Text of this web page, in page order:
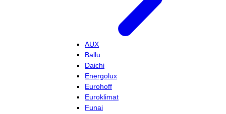
AUX
Ballu
Daichi
Energolux
Eurohoff
Euroklimat
Funai